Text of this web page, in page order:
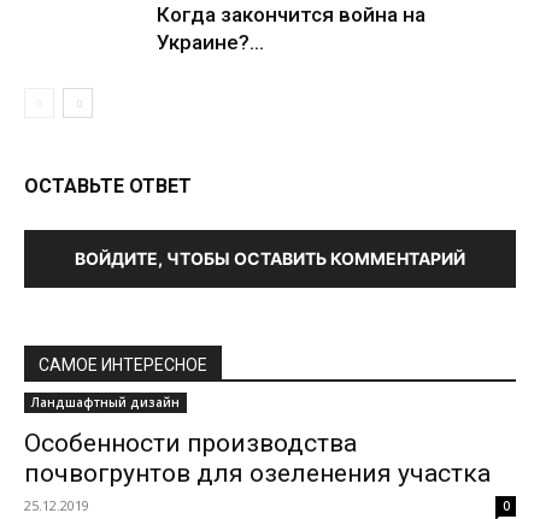
Когда закончится война на
Украине?...
ОСТАВЬТЕ ОТВЕТ
ВОЙДИТЕ, ЧТОБЫ ОСТАВИТЬ КОММЕНТАРИЙ
САМОЕ ИНТЕРЕСНОЕ
Ландшафтный дизайн
Особенности производства
почвогрунтов для озеленения участка
25.12.2019 0